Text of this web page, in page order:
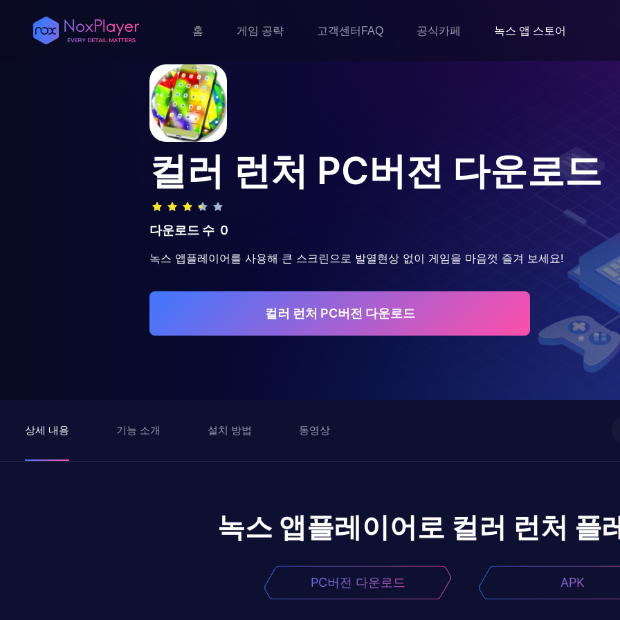
홈 게임 공략 고객센터FAQ 공식카페 녹스 앱 스토어
컬러 런처 PC버전 다운로드
다운로드 수 0
녹스 앱플레이어를 사용해 큰 스크린으로 발열현상 없이 게임을 마음껏 즐겨 보세요!
컬러 런처 PC버전 다운로드
상세 내용 기능 소개 설치 방법 동영상
녹스 앱플레이어로 컬러 런처 플
PC버전 다운로드 APK